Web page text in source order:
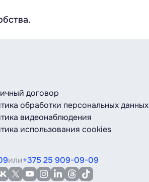
договор
обработки персональных данных
видеонаблюдения
использования cookies
или+375 25 909-09-09